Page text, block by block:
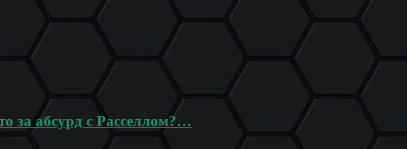
за абсурд с Расселлом?…